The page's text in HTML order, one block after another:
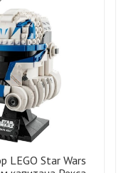
LEGO Star Wars